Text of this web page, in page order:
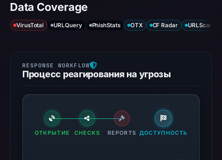
Data Coverage
VirusTotal URLQuery PhishStats OTX CF Radar URLScan
Процесс реагирования на угрозы
ОТКРЫТИЕ CHECKS REPORTS ДОСТУПНОСТЬ